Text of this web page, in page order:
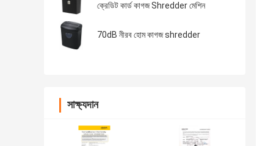
ক্রেডিট কার্ড কাগজ Shredder মেশিন
70dB নীরব হোম কাগজ shredder
সাক্ষ্যদান